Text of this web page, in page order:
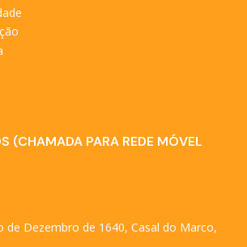
(CHAMADA PARA REDE MÓVEL
de Dezembro de 1640, Casal do Marco,